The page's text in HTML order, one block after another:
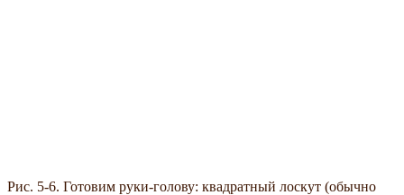
Рис. 5-6. Готовим руки-голову: квадратный лоскут (обычно